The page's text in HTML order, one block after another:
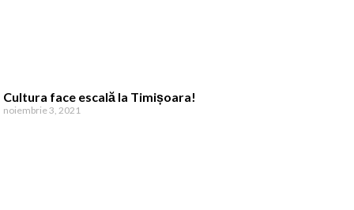
Cultura face escală la Timișoara!
noiembrie 3, 2021